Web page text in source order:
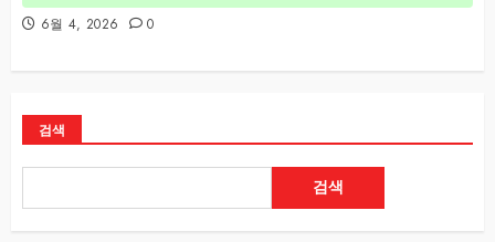
6월 4, 2026 0
검색
검색